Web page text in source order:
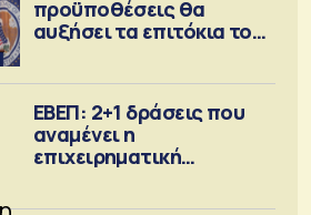
προϋποθέσεις θα
αυξήσει τα επιτόκια τον
ΕΒΕΠ: 2+1 δράσεις που
αναμένει η
επιχειρηματική